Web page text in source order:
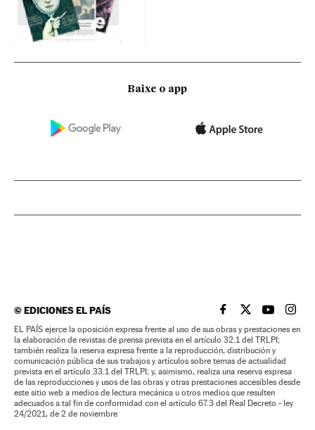
Baixe o app
©EDICIONES EL PAÍS EL PAÍS BRASIL EN
EL PAÍSEL PAÍS
EL
EL PAÍS ejerce la oposición expresa frente al uso de sus obras y prestaciones en
la elaboración de revistas de prensa prevista en el artículo 32.1 del TRLPI;
también realiza la reserva expresa frente a la reproducción, distribución y
comunicación pública de sus trabajos y artículos sobre temas de actualidad
prevista en el artículo 33.1 del TRLPI; y, asimismo, realiza una reserva expresa
de las reproducciones y usos de las obras y otras prestaciones accesibles desde
este sitio web a medios de lectura mecánica u otros medios que resulten
adecuados a tal fin de conformidad con el artículo 67.3 del Real Decreto - ley
24/2021, de 2 de noviembre